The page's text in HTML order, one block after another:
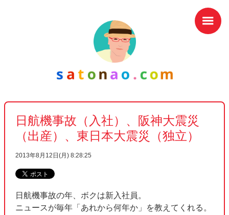
日航機事故（入社）、阪神大震災
（出産）、東日本大震災（独立）
2013年8月12日(月) 8:28:25
日航機事故の年、ボクは新入社員。
ニュースが毎年「あれから何年か」を教えてくれる。